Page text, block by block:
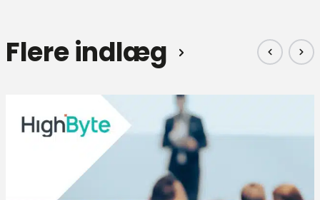
Flere indlæg